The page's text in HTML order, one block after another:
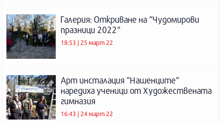
Галерия: Откриване на “Чудомирови
празници 2022“
18:53 | 25 март 22
Арт инсталация “Нашенците“
наредиха ученици от Художествената
гимназия
16:43 | 24 март 22